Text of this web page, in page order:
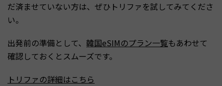
だ済ませていない方は、ぜひトリファを試してみてくださ
い。
出発前の準備として、 韓国eSIMのプラン一覧もあわせて
確認しておくとスムーズです。
トリファの詳細はこちら